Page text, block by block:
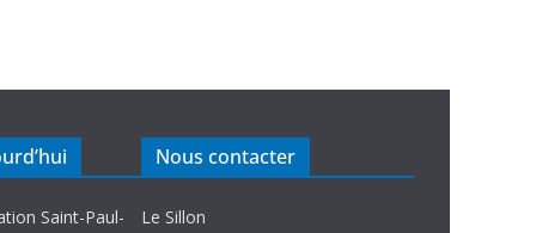
Saint-Paul-
Nous contacter
Le Sillon